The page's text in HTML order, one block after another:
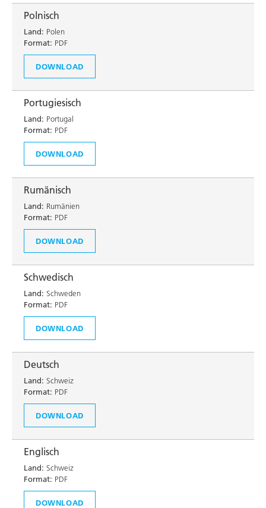
Polnisch
Land: Polen
Format: PDF
DOWNLOAD
Portugiesisch
Land: Portugal
Format: PDF
DOWNLOAD
Rumänisch
Land: Rumänien
Format: PDF
DOWNLOAD
Schwedisch
Land: Schweden
Format: PDF
DOWNLOAD
Deutsch
Land: Schweiz
Format: PDF
DOWNLOAD
Englisch
Land: Schweiz
Format: PDF
DOWNLOAD